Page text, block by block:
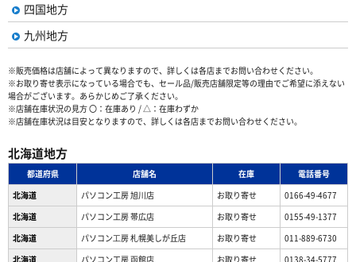
四国地方
九州地方
※販売価格は店舗によって異なりますので、詳しくは各店までお問い合わせください。
※お取り寄せ表示になっている場合でも、セール品/販売店舗限定等の理由でご希望に添えない
場合がございます。あらかじめご了承ください。
※店舗在庫状況の見方 〇：在庫あり / △：在庫わずか
※店舗在庫状況は目安となりますので、詳しくは各店までお問い合わせください。
北海道地方
都道府県 店舗名 在庫
電話番号
北海道
パソコン工房 旭川店 お取り寄せ
0166-49-4677
北海道
パソコン工房 帯広店 お取り寄せ
0155-49-1377
北海道
パソコン⼯房 札幌美しが丘店 お取り寄せ
011-889-6730
北海道
パソコン工房 函館店 お取り寄せ 0138-34-5777